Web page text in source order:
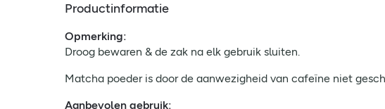
Productinformatie
Opmerking:
Droog bewaren & de zak na elk gebruik sluiten.
Matcha poeder is door de aanwezigheid van cafeïne niet
Aanbevolen gebruik: